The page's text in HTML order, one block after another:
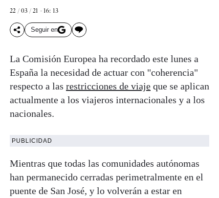
22 / 03 / 21 - 16: 13
Seguir en
La Comisión Europea ha recordado este lunes a
España la necesidad de actuar con "coherencia"
respecto a las restricciones de viaje que se aplican
actualmente a los viajeros internacionales y a los
nacionales.
PUBLICIDAD
Mientras que todas las comunidades autónomas
han permanecido cerradas perimetralmente en el
puente de San José, y lo volverán a estar en